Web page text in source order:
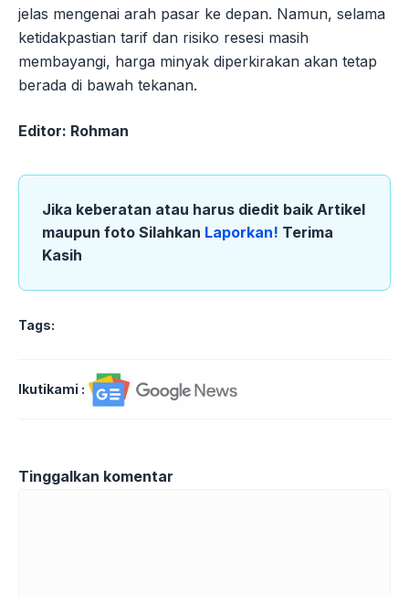
jelas mengenai arah pasar ke depan. Namun, selama
ketidakpastian tarif dan risiko resesi masih
membayangi, harga minyak diperkirakan akan tetap
berada di bawah tekanan.
Editor: Rohman
Jika keberatan atau harus diedit baik Artikel
maupun foto Silahkan Laporkan! Terima
Kasih
Tags:
Ikutikami :
Tinggalkan komentar